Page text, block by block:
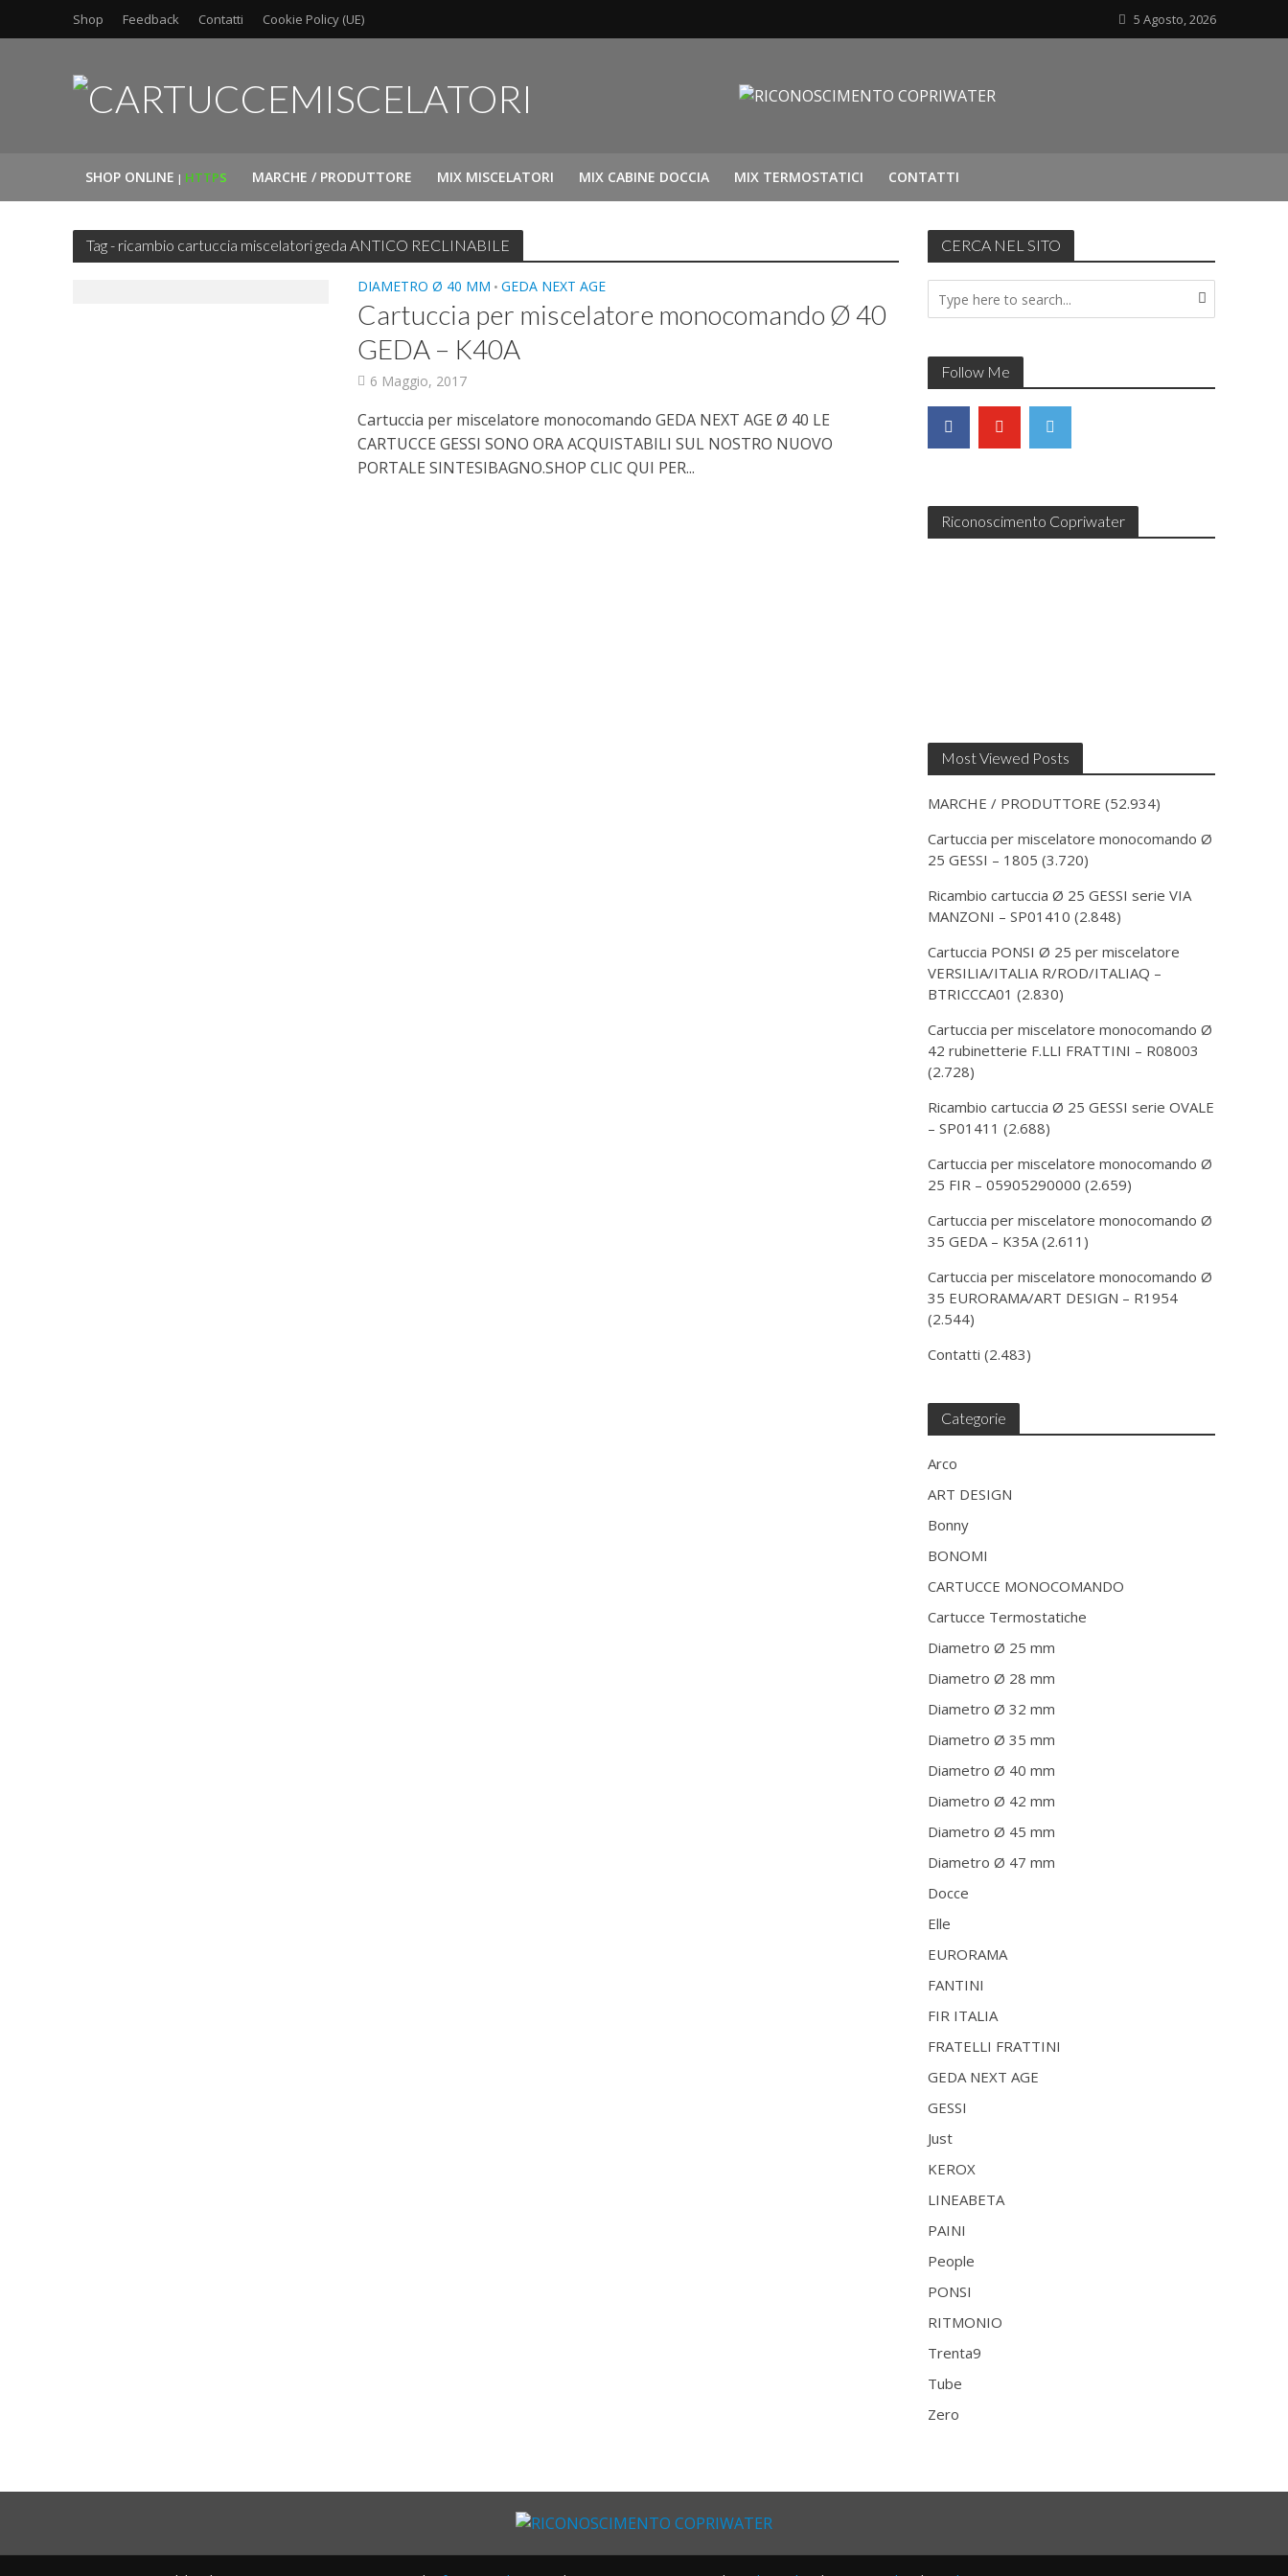
Shop Feedback Contatti Cookie Policy (UE) 5 Agosto, 2026
SHOP ONLINE | HTTPS MARCHE / PRODUTTORE MIX MISCELATORI MIX CABINE DOCCIA MIX TERMOSTATICI CONTATTI
Tag - ricambio cartuccia miscelatori geda ANTICO RECLINABILE
DIAMETRO Ø 40 MM • GEDA NEXT AGE
Cartuccia per miscelatore monocomando Ø 40
GEDA – K40A
6 Maggio, 2017
Cartuccia per miscelatore monocomando GEDA NEXT AGE Ø 40 LE
CARTUCCE GESSI SONO ORA ACQUISTABILI SUL NOSTRO NUOVO
PORTALE SINTESIBAGNO.SHOP CLIC QUI PER...
CERCA NEL SITO
Follow Me
Riconoscimento Copriwater
Most Viewed Posts
MARCHE / PRODUTTORE (52.934)
Cartuccia per miscelatore monocomando Ø
25 GESSI – 1805 (3.720)
Ricambio cartuccia Ø 25 GESSI serie VIA
MANZONI – SP01410 (2.848)
Cartuccia PONSI Ø 25 per miscelatore
VERSILIA/ITALIA R/ROD/ITALIAQ –
BTRICCCA01 (2.830)
Cartuccia per miscelatore monocomando Ø
42 rubinetterie F.LLI FRATTINI – R08003
(2.728)
Ricambio cartuccia Ø 25 GESSI serie OVALE
– SP01411 (2.688)
Cartuccia per miscelatore monocomando Ø
25 FIR – 05905290000 (2.659)
Cartuccia per miscelatore monocomando Ø
35 GEDA – K35A (2.611)
Cartuccia per miscelatore monocomando Ø
35 EURORAMA/ART DESIGN – R1954
(2.544)
Contatti (2.483)
Categorie
Arco
ART DESIGN
Bonny
BONOMI
CARTUCCE MONOCOMANDO
Cartucce Termostatiche
Diametro Ø 25 mm
Diametro Ø 28 mm
Diametro Ø 32 mm
Diametro Ø 35 mm
Diametro Ø 40 mm
Diametro Ø 42 mm
Diametro Ø 45 mm
Diametro Ø 47 mm
Docce
Elle
EURORAMA
FANTINI
FIR ITALIA
FRATELLI FRATTINI
GEDA NEXT AGE
GESSI
Just
KEROX
LINEABETA
PAINI
People
PONSI
RITMONIO
Trenta9
Tube
Zero